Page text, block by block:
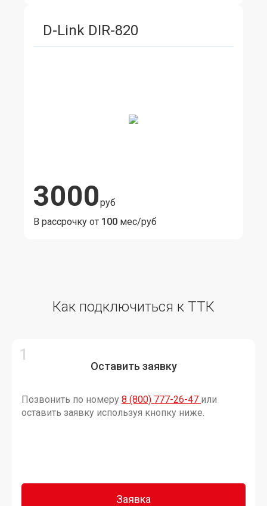
D-Link DIR-820
3000руб
В рассрочку от 100 мес/руб
Как подключиться к ТТК
Оставить заявку
Позвонить по номеру 8 (800) 777-26-47 или
оставить заявку используя кнопку ниже.
Заявка